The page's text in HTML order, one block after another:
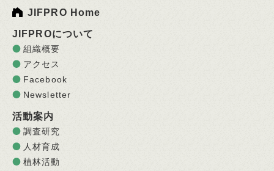
JIFPRO Home
JIFPROについて
組織概要
アクセス
Facebook
Newsletter
活動案内
調査研究
人材育成
植林活動